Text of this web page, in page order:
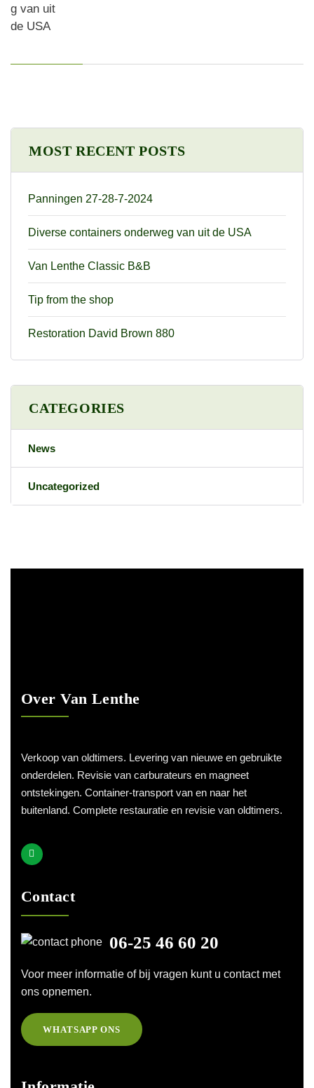
MOST RECENT POSTS
Panningen 27-28-7-2024
Diverse containers onderweg van uit de USA
Van Lenthe Classic B&B
Tip from the shop
Restoration David Brown 880
CATEGORIES
News
Uncategorized
Over Van Lenthe
Verkoop van oldtimers. Levering van nieuwe en gebruikte
onderdelen. Revisie van carburateurs en magneet
ontstekingen. Container-transport van en naar het
buitenland. Complete restauratie en revisie van oldtimers.
Contact
06-25 46 60 20
Voor meer informatie of bij vragen kunt u contact met
ons opnemen.
WHATSAPP ONS